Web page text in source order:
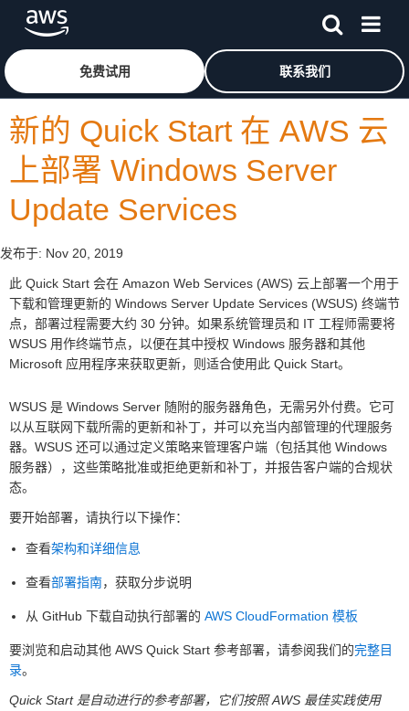
跳至主要内容
免费试用 联系我们
新的 Quick Start 在 AWS 云
上部署 Windows Server
Update Services
发布于: Nov 20, 2019
此 Quick Start 会在 Amazon Web Services (AWS) 云上部署一个用于
下载和管理更新的 Windows Server Update Services (WSUS) 终端节
点，部署过程需要大约 30 分钟。如果系统管理员和 IT 工程师需要将
WSUS 用作终端节点，以便在其中授权 Windows 服务器和其他
Microsoft 应用程序来获取更新，则适合使用此 Quick Start。
WSUS 是 Windows Server 随附的服务器角色，无需另外付费。它可
以从互联网下载所需的更新和补丁，并可以充当内部管理的代理服务
器。WSUS 还可以通过定义策略来管理客户端（包括其他 Windows
服务器），这些策略批准或拒绝更新和补丁，并报告客户端的合规状
态。
要开始部署，请执行以下操作：
查看架构和详细信息
查看部署指南，获取分步说明
从 GitHub 下载自动执行部署的 AWS CloudFormation 模板
要浏览和启动其他 AWS Quick Start 参考部署，请参阅我们的完整目
录。
Quick Start 是自动进行的参考部署，它们按照 AWS 最佳实践使用